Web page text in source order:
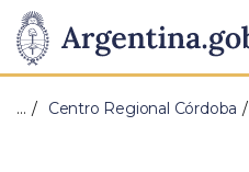
Presidencia
de
Pasar al contenido
… Centro Regional Córdoba